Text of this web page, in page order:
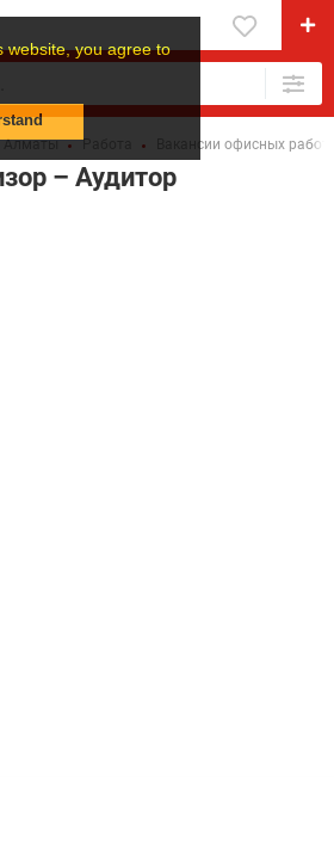
website, you agree to
Алматы Работа Вакансии офисных
– Аудитор